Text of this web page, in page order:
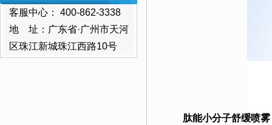
客服中心： 400-862-3338
地 址： 广东省·广州市天河
区珠江新城珠江西路10号
肽能小分子舒缓喷雾